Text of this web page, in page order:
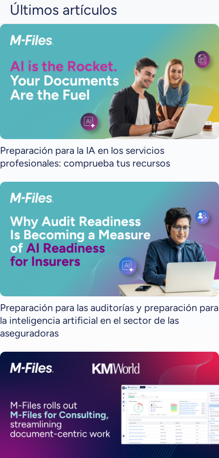
Últimos artículos
Preparación para la IA en los servicios
profesionales: comprueba tus recursos
Preparación para las auditorías y preparación para
la inteligencia artificial en el sector de las
aseguradoras